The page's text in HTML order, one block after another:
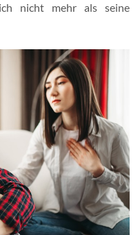
nicht mehr als seine